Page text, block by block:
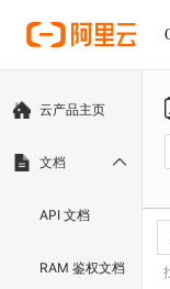
云产品主页
文档
API 文档
RAM 鉴权文档